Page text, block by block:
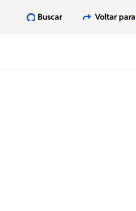
Buscar Voltar para